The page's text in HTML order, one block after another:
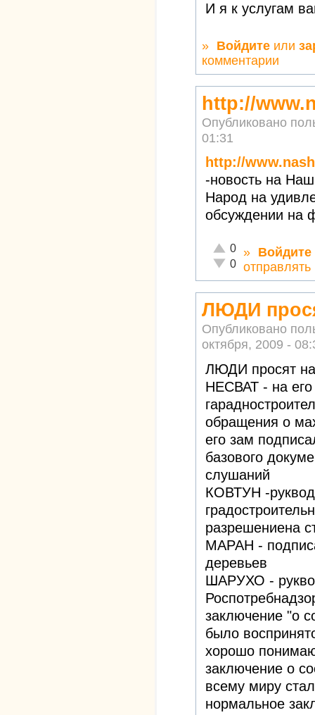
И я к услугам
» Войдите или
комментарии
http://
Опубликовано
01:31
http://
-новость на
Народ на
обсуждении на
Отлично!
0
Неадекватно!
0
» Войдите
ЛЮДИ
Опубликовано
октября, 2009 -
ЛЮДИ просят
НЕСВАТ - на
обращения о
его зам
базового
слушаний
КОВТУН -
разрешениена
МАРАН -
деревьев
ШАРУХО -
заключение "о
было
хорошо
заключение о
всему миру
нормальное